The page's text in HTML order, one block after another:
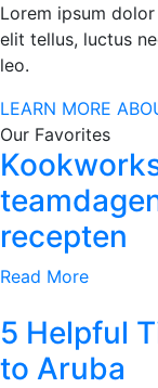
Lorem ipsum
elit tellus, luctus
leo.
LEARN MORE
Our Favorites
recepten
Read More
5 Helpful
to Aruba